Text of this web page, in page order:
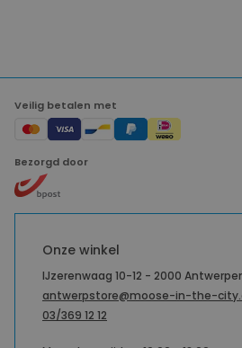
Veilig betalen met
Bezorgd door
Onze winkel
IJzerenwaag 10-12 - 2000
antwerpstore@moose-in-the-
03/369 12 12